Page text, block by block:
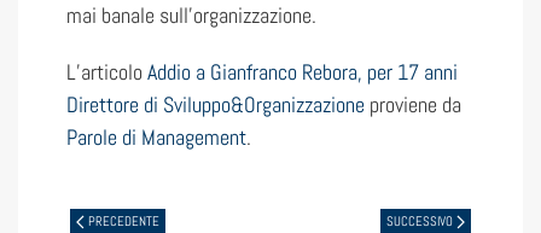
mai banale sull’organizzazione.
L’articolo Addio a Gianfranco Rebora, per 17 anni
Direttore di Sviluppo&Organizzazione proviene da
Parole di Management.
PRECEDENTE SUCCESSIVO